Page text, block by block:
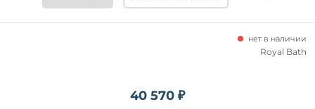
40 570 ₽
нет в наличии
Royal Bath